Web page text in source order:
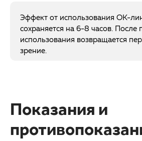
Эффект от использования ОК-
сохраняется на 6-8 часов. После
использования возвращается
зрение.
Показания и